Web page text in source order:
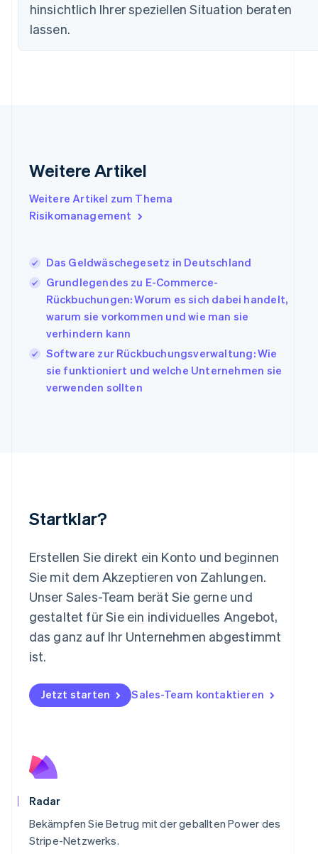
hinsichtlich Ihrer speziellen Situation beraten
lassen.
Weitere Artikel
Weitere Artikel zum Thema
Risikomanagement
Das Geldwäschegesetz in Deutschland
Grundlegendes zu E-Commerce-
Rückbuchungen: Worum es sich dabei handelt,
warum sie vorkommen und wie man sie
verhindern kann
Software zur Rückbuchungsverwaltung: Wie
sie funktioniert und welche Unternehmen sie
verwenden sollten
Startklar?
Erstellen Sie direkt ein Konto und beginnen
Sie mit dem Akzeptieren von Zahlungen.
Unser Sales-Team berät Sie gerne und
gestaltet für Sie ein individuelles Angebot,
das ganz auf Ihr Unternehmen abgestimmt
ist.
Jetzt starten Sales-Team kontaktieren
Radar
Bekämpfen Sie Betrug mit der geballten Power des
Stripe-Netzwerks.
English
Festlandchina
Finnland
Indien
Irland
English
Japan
Kanada
EnglishFrançais
Kroatien
EnglishItaliano
English
Liechtenstein
DeutschEnglish
Mexiko
Neuseeland
English
Niederlande
Nederlands English
Norwegen
English
Österreich
Portugal
PortuguêsEnglish
Svenska
Schweiz
Singapur
English 简体中文
Slowakei
English